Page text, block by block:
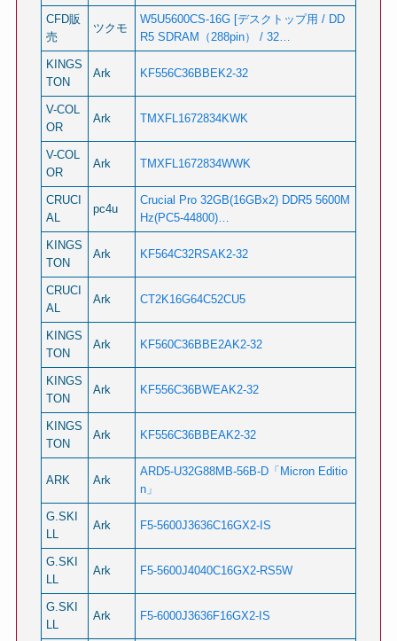
CFD販
売
ツクモ
W5U5600CS-16G [デスクトップ用 / DD
R5 SDRAM（288pin） / 32…
KINGS
TON
Ark KF556C36BBEK2-32
V-COL
OR
Ark TMXFL1672834KWK
V-COL
OR
Ark TMXFL1672834WWK
CRUCI
AL
pc4u
Crucial Pro 32GB(16GBx2) DDR5 5600M
Hz(PC5-44800)…
KINGS
TON
Ark KF564C32RSAK2-32
CRUCI
AL
Ark CT2K16G64C52CU5
KINGS
TON
Ark KF560C36BBE2AK2-32
KINGS
TON
Ark KF556C36BWEAK2-32
KINGS
TON
Ark KF556C36BBEAK2-32
ARK Ark
ARD5-U32G88MB-56B-D「Micron Editio
n」
G.SKI
LL
Ark F5-5600J3636C16GX2-IS
G.SKI
LL
Ark F5-5600J4040C16GX2-RS5W
G.SKI
LL
Ark F5-6000J3636F16GX2-IS